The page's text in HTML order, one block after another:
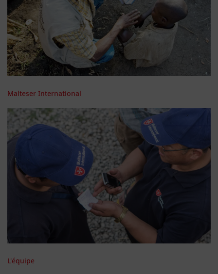
Malteser International
L'équipe